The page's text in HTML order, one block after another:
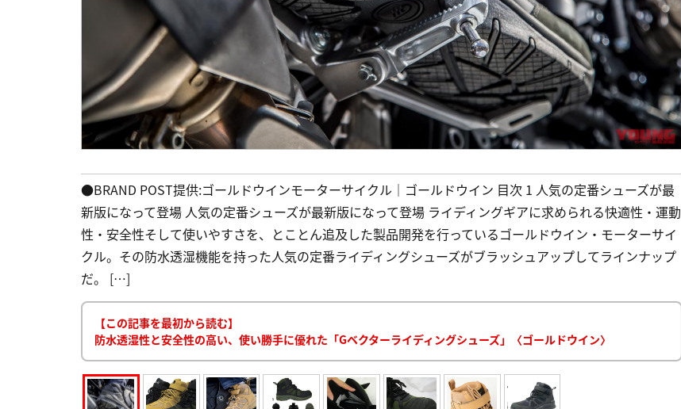
●BRAND POST提供:ゴールドウインモーターサイクル｜ゴールドウイン 目次 1 人気の定番シューズが最
新版になって登場 人気の定番シューズが最新版になって登場 ライディングギアに求められる快適性・運動
性・安全性そして使いやすさを、とことん追及した製品開発を行っているゴールドウイン・モーターサイ
クル。その防水透湿機能を持った人気の定番ライディングシューズがブラッシュアップしてラインナップ
だ。 […]
【この記事を最初から読む】
防水透湿性と安全性の高い、使い勝手に優れた「Gベクターライディングシューズ」〈ゴールドウイン〉